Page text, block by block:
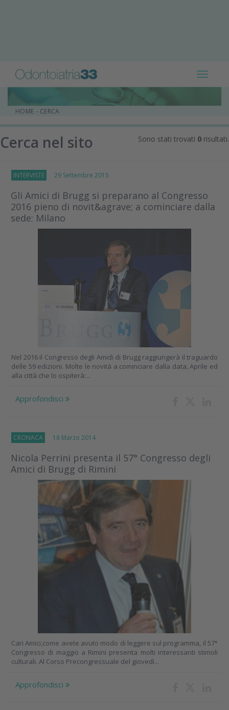
Toggle
HOME - CERCA
Cerca nel sito Sono stati trovati 0 risultati.
INTERVISTE 29 Settembre 2015
Gli Amici di Brugg si preparano al Congresso
2016 pieno di novit&agrave; a cominciare dalla
sede: Milano
Nel 2016 il Congresso degli Amidi di Brugg raggiungerà il traguardo
delle 59 edizioni. Molte le novità a cominciare dalla data, Aprile ed
alla città che lo ospiterà:...
Approfondisci
CRONACA 18 Marzo 2014
Nicola Perrini presenta il 57° Congresso degli
Amici di Brugg di Rimini
Cari Amici,come avete avuto modo di leggere sul programma, il 57°
Congresso di maggio a Rimini presenta molti interessanti stimoli
culturali. Al Corso Precongressuale del giovedì...
Approfondisci